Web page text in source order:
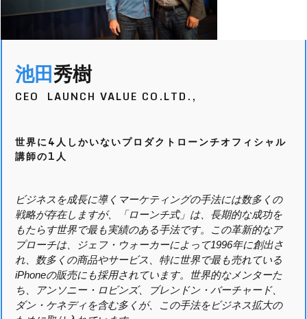
池田秀樹
CEO LAUNCH VALUE CO.LTD.,
世界に4人しかいないプロダクトローンチオフィシャル
講師の1人
ビジネスを成長に導くマーケティングの手法には数多くの
戦略が存在しますが、「ローンチ式」は、長期的な成功を
もたらす世界で最も実績のある手法です。この革新的なア
プローチは、ジェフ・ウォーカーによって1996年に創出さ
れ、数多くの商品やサービス、特に世界で最も売れている
iPhoneの販売にも採用されています。世界的なメンターた
ち、アンソニー・ロビンズ、ブレンドン・バーチャード、
ダン・ケネディを含む多くが、この手法をビジネス拡大の